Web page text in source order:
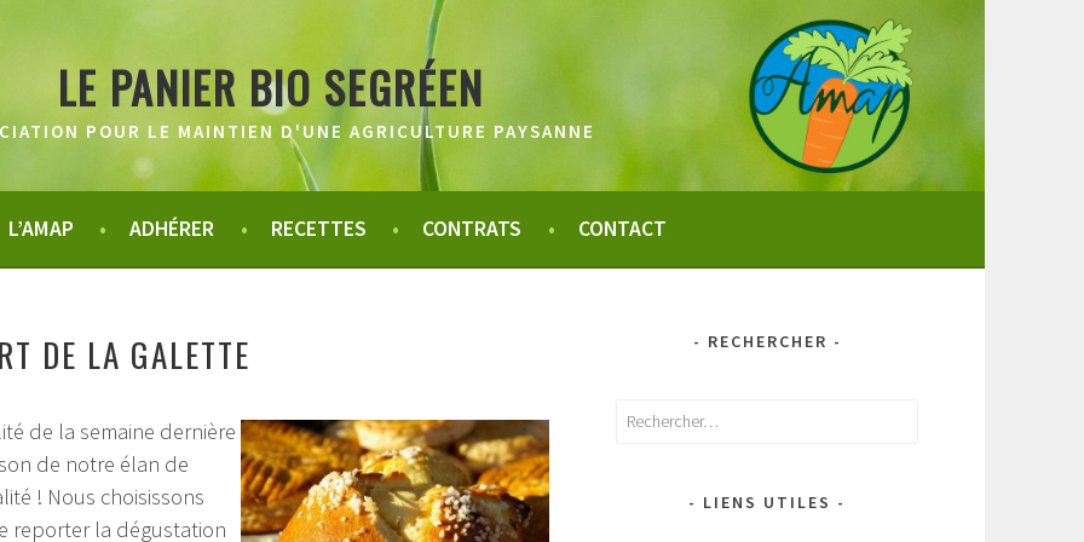
LE PANIER BIO SEGRÉEN
POUR LE MAINTIEN D'UNE AGRICULTURE PAYSANNE
L’AMAP ADHÉRER RECETTES CONTRATS CONTACT
DE LA GALETTE
de la semaine dernière
de notre élan de
! Nous choisissons
reporter la dégustation
- RECHERCHER -
Rechercher :
- LIENS UTILES -